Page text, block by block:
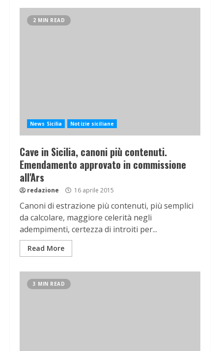
2 MIN READ
News Sicilia Notizie siciliane
Cave in Sicilia, canoni più contenuti.
Emendamento approvato in commissione
all'Ars
redazione 16 aprile 2015
Canoni di estrazione più contenuti, più semplici
da calcolare, maggiore celerità negli
adempimenti, certezza di introiti per...
Read More
3 MIN READ